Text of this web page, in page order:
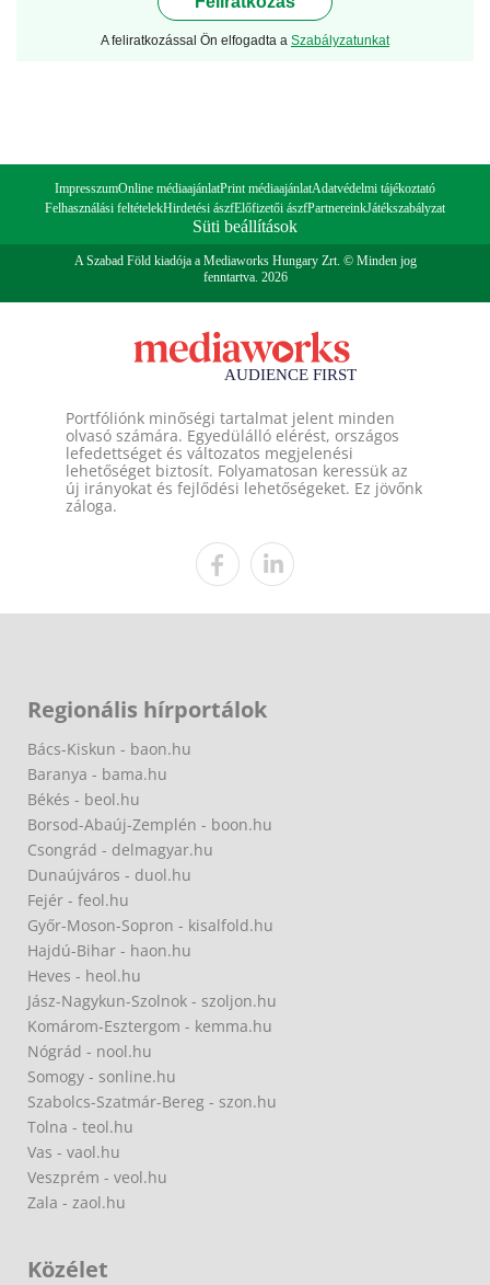
A feliratkozással Ön elfogadta a Szabályzatunkat
ImpresszumOnline médiaajánlatPrint médiaajánlatAdatvédelmi tájékoztató
Felhasználási feltételekHirdetési ászfElőfizetői ászfPartnereinkJátékszabályzat
Süti beállítások
A Szabad Föld kiadója a Mediaworks Hungary Zrt. © Minden jog
fenntartva. 2026
Portfóliónk minőségi tartalmat jelent minden
olvasó számára. Egyedülálló elérést, országos
lefedettséget és változatos megjelenési
lehetőséget biztosít. Folyamatosan keressük az
új irányokat és fejlődési lehetőségeket. Ez jövőnk
záloga.
Regionális hírportálok
Bács-Kiskun - baon.hu
Baranya - bama.hu
Békés - beol.hu
Borsod-Abaúj-Zemplén - boon.hu
Csongrád - delmagyar.hu
Dunaújváros - duol.hu
Fejér - feol.hu
Győr-Moson-Sopron - kisalfold.hu
Hajdú-Bihar - haon.hu
Heves - heol.hu
Jász-Nagykun-Szolnok - szoljon.hu
Komárom-Esztergom - kemma.hu
Nógrád - nool.hu
Somogy - sonline.hu
Szabolcs-Szatmár-Bereg - szon.hu
Tolna - teol.hu
Vas - vaol.hu
Veszprém - veol.hu
Zala - zaol.hu
Közélet